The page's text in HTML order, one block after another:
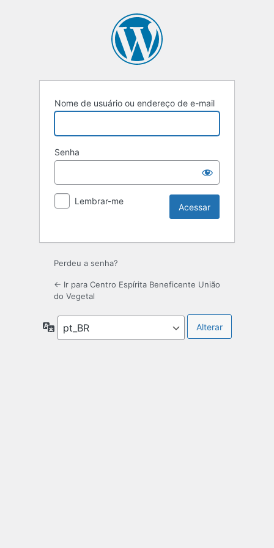
Nome de usuário ou endereço de e-mail
Senha
Lembrar-me
Perdeu a senha?
← Ir para Centro Espírita Beneficente União
do Vegetal
Idioma